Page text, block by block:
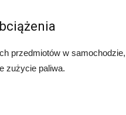
przedmiotów w
zużycie paliwa.